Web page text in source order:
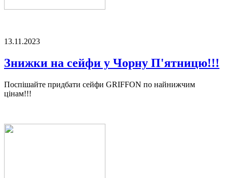
13.11.2023
Знижки на сейфи у Чорну П'ятницю!!!
Поспішайте придбати сейфи GRIFFON по найнижчим
цінам!!!